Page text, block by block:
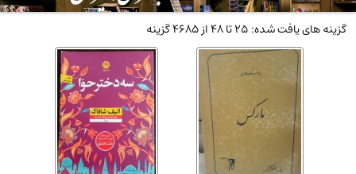
روانشناسی(112)
طب گیاهی و سنتی(45)
فلسفه و جامعه شناسی
ادبیات و شعر
ادیان و مذاهب(142)
دانشگاهی و آموزشی(534)
گزینه های یافت شده: 25 تا 48 از 4685 گزینه